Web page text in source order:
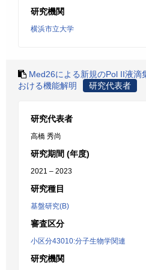
研究機関
横浜市立大学
Med26による新規のPol II液滴
おける機能解明
研究代表者
研究代表者
高橋 秀尚
研究期間 (年度)
2021 – 2023
研究種目
基盤研究(B)
審査区分
小区分43010:分子生物学関連
研究機関